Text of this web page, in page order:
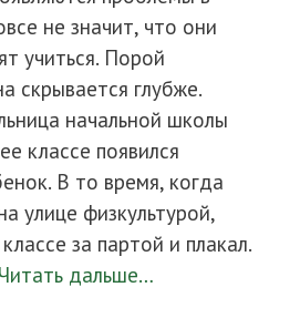
не значит, что они
учиться. Порой
скрывается глубже.
начальной школы
классе появился
В то время, когда
улице физкультурой,
за партой и плакал.
Читать дальше…